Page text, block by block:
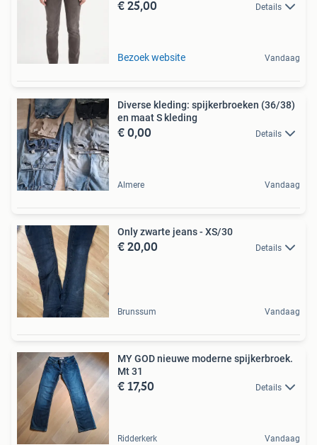
€ 25,00 Details
Bezoek website Vandaag
Diverse kleding: spijkerbroeken (36/38)
en maat S kleding
€ 0,00 Details
Almere Vandaag
Only zwarte jeans - XS/30
€ 20,00 Details
Brunssum Vandaag
MY GOD nieuwe moderne spijkerbroek.
Mt 31
€ 17,50 Details
Ridderkerk Vandaag